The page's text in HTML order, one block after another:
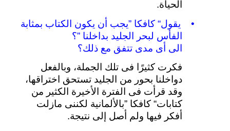
الحياة.
•
يقول“ كافكا ”يجب أن يكون الكتاب بمثابة
الفأس لبحر الجليد بداخلنا ”؟
الى أى مدى تتفق مع ذلك؟
فكرت كثيرًا فى تلك الجملة، وبالفعل
دواخلنا بحور من الجليد تستحق اختراقها،
وقد قرأت فى الفترة الأخيرة الكثير من
كتابات“ كافكا ”بالألمانية لكننى مازلت
أفكر فيها ولم أصل إلى نتيجة.